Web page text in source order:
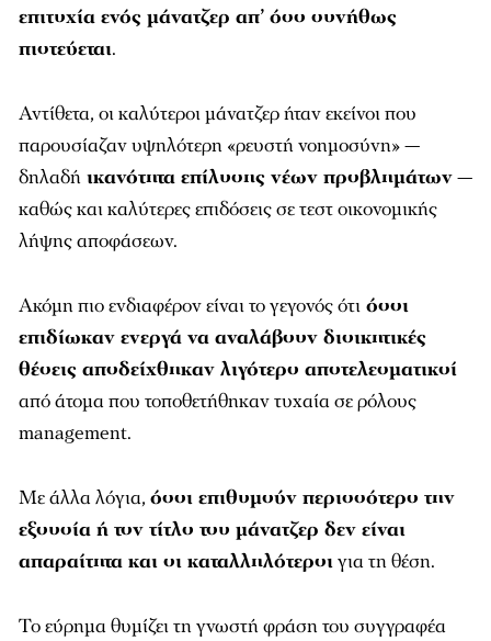
επιτυχία ενός μάνατζερ απ’ όσο συνήθως
πιστεύεται.
Αντίθετα, οι καλύτεροι μάνατζερ ήταν εκείνοι που
παρουσίαζαν υψηλότερη «ρευστή νοημοσύνη» —
δηλαδή ικανότητα επίλυσης νέων προβλημάτων—
καθώς και καλύτερες επιδόσεις σε τεστ οικονομικής
λήψης αποφάσεων.
Ακόμη πιο ενδιαφέρον είναι το γεγονός ότι όσοι
επιδίωκαν ενεργά να αναλάβουν διοικητικές
θέσεις αποδείχθηκαν λιγότερο αποτελεσματικοί
από άτομα που τοποθετήθηκαν τυχαία σε ρόλους
management.
Με άλλα λόγια, όσοι επιθυμούν περισσότερο την
εξουσία ή τον τίτλο του μάνατζερ δεν είναι
απαραίτητα και οι καταλληλότεροιγια τη θέση.
Το εύρημα θυμίζει τη γνωστή φράση του συγγραφέα